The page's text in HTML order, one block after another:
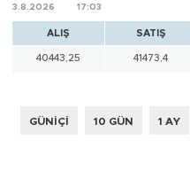
3.8.2026 17:03
ALIŞ SATIŞ
40443,25 41473,4
GÜNİÇİ 10 GÜN 1 AY